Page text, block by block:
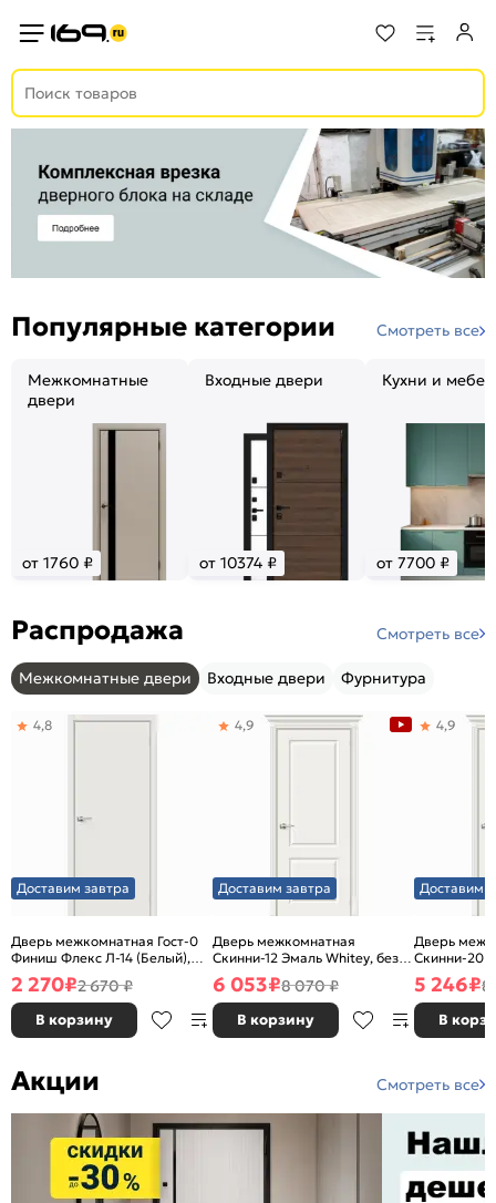
Популярные категории Смотреть все
Межкомнатные
двери
от 1760 ₽
Входные двери
от 10374 ₽
Кухни и
от 7700 ₽
Распродажа Смотреть все
Межкомнатные двери Входные двери Фурнитура
Доставим завтра
Дверь межкомнатная Гост-0
Финиш Флекс Л-14 (Белый),
глухая, каркасно-щитовая
4,8
2 270₽2 670 ₽
В корзину
Доставим завтра
Дверь межкомнатная
Скинни-12 Эмаль Whitey, без
декора, глухая, без стекла,
без кромки, скиновая
4,9
6 053₽8 070 ₽
В корзину
Доставим
Дверь
Скинни-20
декора,
без кромки,
4,9
5 246₽8
В
Акции Смотреть все